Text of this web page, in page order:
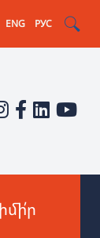
ENG РУС